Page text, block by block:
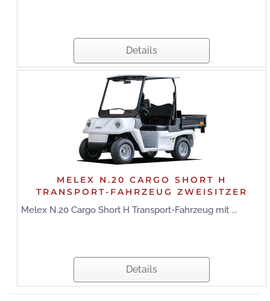
Details
MELEX N.20 CARGO SHORT H
TRANSPORT-FAHRZEUG ZWEISITZER
Melex N.20 Cargo Short H Transport-Fahrzeug mit ...
Details